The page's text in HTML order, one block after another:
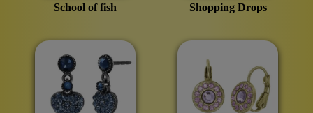
School of fish Shopping Drops